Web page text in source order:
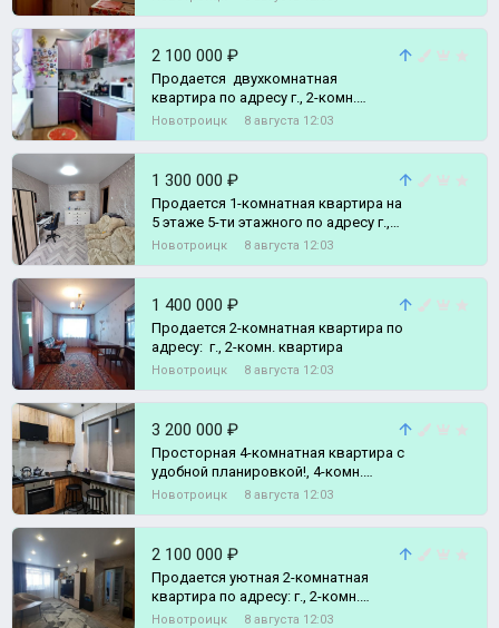
2 100 000 ₽
Продается двухкомнатная
квартира по адресу г., 2-комн.
квартира
Новотроицк 8 августа 12:03
1 300 000 ₽
Продается 1-комнатная квартира на
5 этаже 5-ти этажного по адресу г.,
1-комн. квартира
Новотроицк 8 августа 12:03
1 400 000 ₽
Продается 2-комнатная квартира по
адресу: г., 2-комн. квартира
Новотроицк 8 августа 12:03
3 200 000 ₽
Просторная 4-комнатная квартира с
удобной планировкой!, 4-комн.
квартира
Новотроицк 8 августа 12:03
2 100 000 ₽
Продается уютная 2-комнатная
квартира по адресу: г., 2-комн.
квартира
Новотроицк 8 августа 12:03